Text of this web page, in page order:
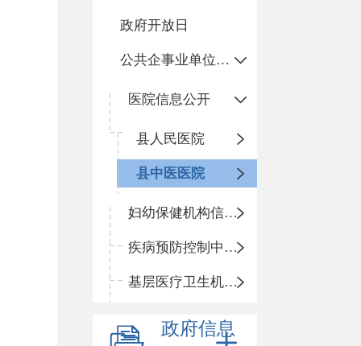
政府开放日
公共企事业单位信息公开
医院信息公开
县人民医院
县中医医院
妇幼保健机构信息公开
疾病预防控制中心信息公开
基层医疗卫生机构信息公开
政府信息